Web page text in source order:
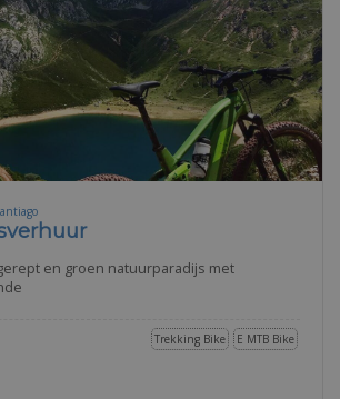
en groen natuurparadijs met
E MTB Bike
Trekking Bike